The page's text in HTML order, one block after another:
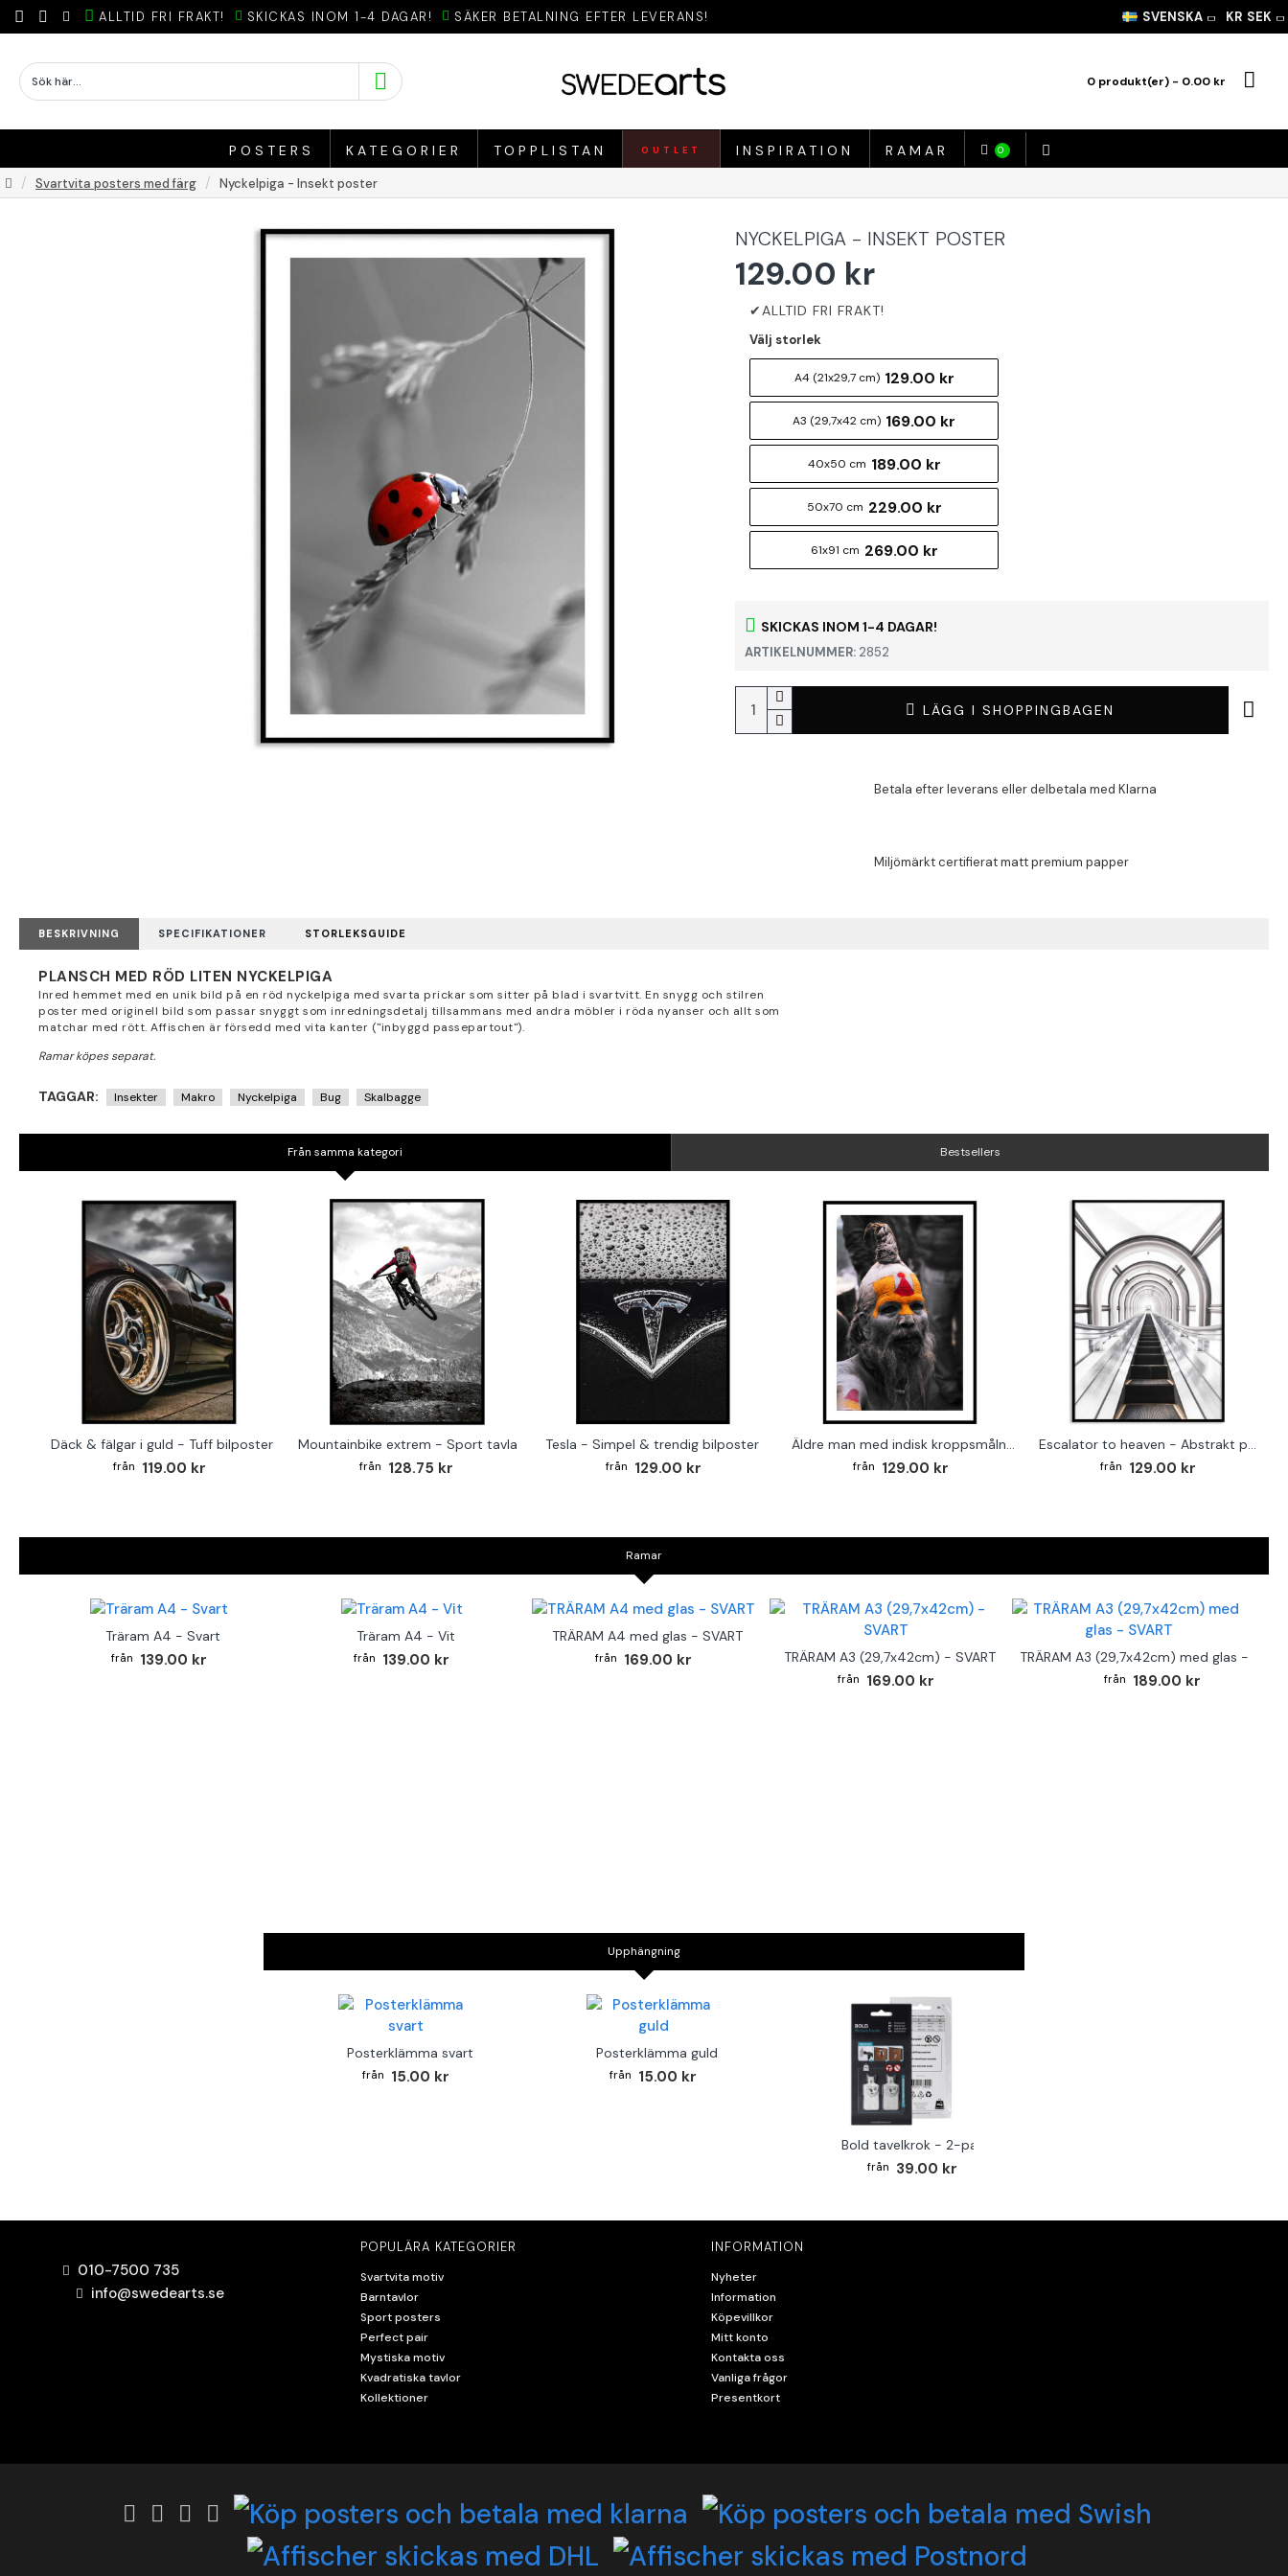
ALLTID FRI FRAKT! SKICKAS INOM 1-4 DAGAR! SÄKER BETALNING EFTER LEVERANS! SVENSKA KR SEK
0 produkt(er) - 0.00 kr
POSTERS KATEGORIER TOPPLISTAN OUTLET INSPIRATION RAMAR 0
Svartvita posters med färg Nyckelpiga - Insekt poster
NYCKELPIGA - INSEKT POSTER
SKICKAS INOM 1-4 DAGAR!
ARTIKELNUMMER: 2852
129.00 kr
Välj storlek
A4 (21x29,7 cm) 129.00 kr
A3 (29,7x42 cm) 169.00 kr
40x50 cm 189.00 kr
50x70 cm 229.00 kr
61x91 cm 269.00 kr
LÄGG I SHOPPINGBAGEN
BESKRIVNING SPECIFIKATIONER STORLEKSGUIDE
PLANSCH MED RÖD LITEN NYCKELPIGA
Inred hemmet med en unik bild på en röd nyckelpiga med svarta prickar som sitter på blad i svartvitt. En snygg och stilren
poster med originell bild som passar snyggt som inredningsdetalj tillsammans med andra möbler i röda nyanser och allt som
matchar med rött. Affischen är försedd med vita kanter ("inbyggd passepartout").
TAGGAR: Insekter Makro Nyckelpiga Bug Skalbagge
Från samma kategori Bestsellers
Däck & fälgar i guld - Tuff bilposter
119.00 kr
Mountainbike extrem - Sport tavla
128.75 kr
Tesla - Simpel & trendig bilposter
129.00 kr
Äldre man med indisk kroppsmålning - Poster
129.00 kr
Escalator to heaven - Abstrakt poster
129.00 kr
Ramar
Träram A4 - Svart
139.00 kr
Träram A4 - Vit
139.00 kr
TRÄRAM A4 med glas - SVART
169.00 kr TRÄRAM A3 (29,7x42cm) - SVART
169.00 kr
TRÄRAM A3 (29,7x42cm) med glas -
189.00 kr
Upphängning
Posterklämma svart
15.00 kr
Posterklämma guld
15.00 kr
Bold tavelkrok - 2-pack
39.00 kr
010-7500 735
info@swedearts.se
POPULÄRA KATEGORIER
Svartvita motiv
Barntavlor
Sport posters
Perfect pair
Mystiska motiv
Kvadratiska tavlor
Kollektioner
INFORMATION
Nyheter
Information
Köpevillkor
Mitt konto
Kontakta oss
Vanliga frågor
Presentkort